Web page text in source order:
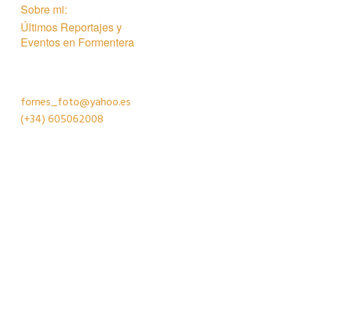
Sobre mi:
Últimos Reportajes y
Eventos en Formentera
fornes_foto@yahoo.es
(+34)605062008